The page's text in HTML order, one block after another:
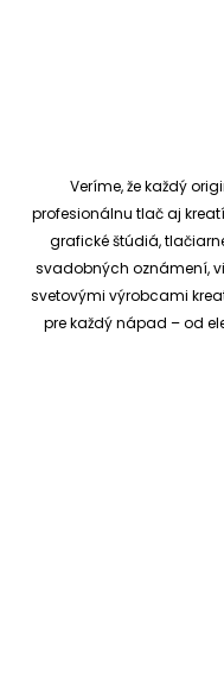
Veríme, že každý
profesionálnu tlač aj
grafické štúdiá,
svadobných oznámení,
svetovými výrobcami
pre každý nápad – od